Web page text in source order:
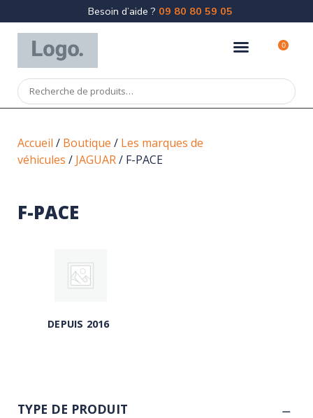
Besoin d’aide ? 09 80 80 59 05
0
Accueil / Boutique / Les marques de
véhicules / JAGUAR/ F-PACE
TYPE DE PRODUIT
F-PACE
DEPUIS 2016